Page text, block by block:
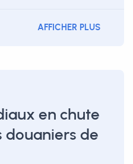
AFFICHER PLUS
en chute
douaniers de